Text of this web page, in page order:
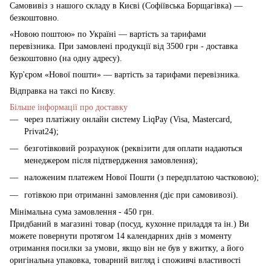
Самовивіз з нашого складу в Києві (Софіївська Борщагівка) —
безкоштовно.
«Новою поштою» по Україні — вартість за тарифами
перевізника. При замовлені продукції від 3500 грн - доставка
безкоштовно (на одну адресу).
Кур'єром «Нової пошти» — вартість за тарифами перевізника.
Відправка на таксі по Києву.
Більше інформації про доставку
через платіжну онлайн систему LiqPay (Visa, Mastercard,
Privat24);
безготівковий розрахунок (реквізити для оплати надаються
менеджером після підтвердження замовлення);
наложеним платежем Нової Пошти (з передплатою частковою);
готівкою при отриманні замовлення (діє при самовивозі).
Мінімальна сума замовлення - 450 грн.
Придбаний в магазині товар (посуд, кухонне приладдя та ін.) Ви
можете повернути протягом 14 календарних днів з моменту
отримання посилки за умови, якщо він не був у вжитку, а його
оригінальна упаковка, товарний вигляд і споживчі властивості